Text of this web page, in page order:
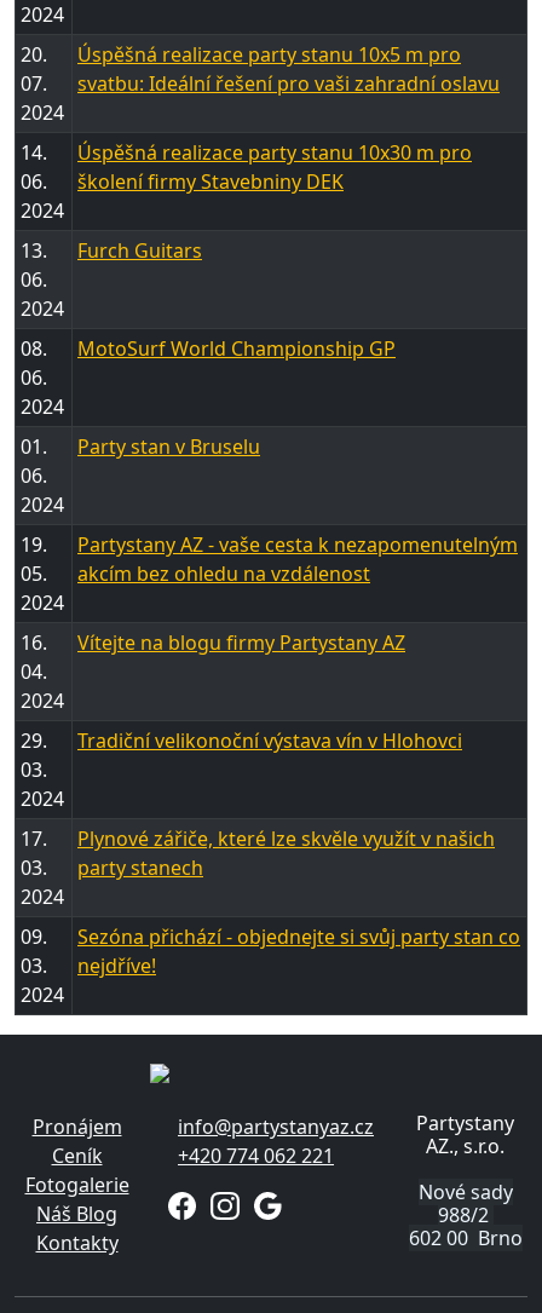
2024
20.
07.
2024
Úspěšná realizace party stanu 10x5 m pro
svatbu: Ideální řešení pro vaši zahradní oslavu
14.
06.
2024
Úspěšná realizace party stanu 10x30 m pro
školení firmy Stavebniny DEK
13.
06.
2024
Furch Guitars
08.
06.
2024
MotoSurf World Championship GP
01.
06.
2024
Party stan v Bruselu
19.
05.
2024
Partystany AZ - vaše cesta k nezapomenutelným
akcím bez ohledu na vzdálenost
16.
04.
2024
Vítejte na blogu firmy Partystany AZ
29.
03.
2024
Tradiční velikonoční výstava vín v Hlohovci
17.
03.
2024
Plynové zářiče, které lze skvěle využít v našich
party stanech
09.
03.
2024
Sezóna přichází - objednejte si svůj party stan co
nejdříve!
Pronájem
Ceník
Fotogalerie
Náš Blog
Kontakty
info@partystanyaz.cz
+420 774 062 221
Partystany
AZ., s.r.o.
Nové sady
988/2
602 00 Brno